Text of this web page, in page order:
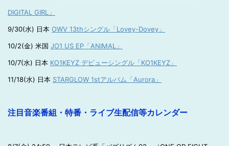
DIGITAL GIRL」
9/30(水) 日本 OWV 13thシングル「Lovey-Dovey」
10/2(金) 米国 JO1 US EP「ANIMAL」
10/7(水) 日本 KO1KEYZ デビューシングル「KO1KEYZ」
11/18(水) 日本 STARGLOW 1stアルバム「Aurora」
注目音楽番組・特番・ライブ生配信等カレンダー